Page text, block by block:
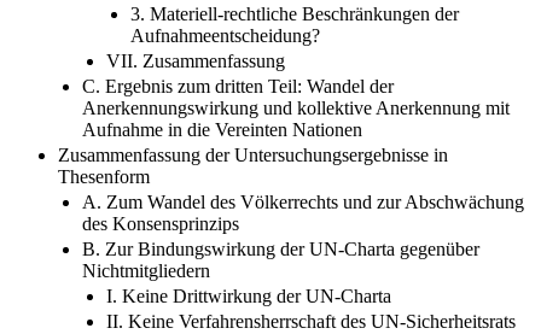
3. Materiell-rechtliche Beschränkungen der
Aufnahmeentscheidung?
VII. Zusammenfassung
C. Ergebnis zum dritten Teil: Wandel der
Anerkennungswirkung und kollektive Anerkennung mit
Aufnahme in die Vereinten Nationen
Zusammenfassung der Untersuchungsergebnisse in
Thesenform
A. Zum Wandel des Völkerrechts und zur Abschwächung
des Konsensprinzips
B. Zur Bindungswirkung der UN-Charta gegenüber
Nichtmitgliedern
I. Keine Drittwirkung der UN-Charta
II. Keine Verfahrensherrschaft des UN-Sicherheitsrats